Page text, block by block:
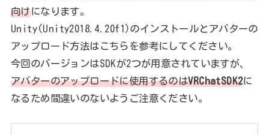
向けになります。
Unity(Unity2018.4.20f1)のインストールとアバターの
アップロード方法はこちらを参考にしてください。
今回のバージョンはSDKが2つが用意されていますが、
アバターのアップロードに使用するのはVRChatSDK2に
なるため間違いのないようご注意ください。